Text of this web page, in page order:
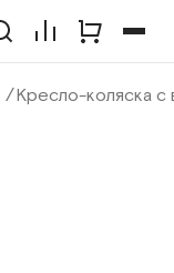
Кресло-коляска с